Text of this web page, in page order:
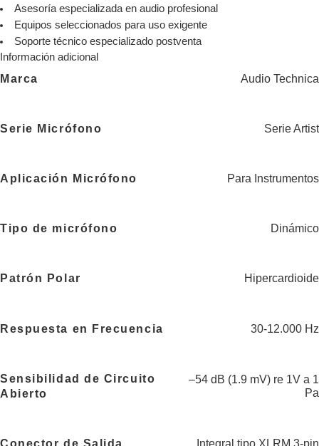
Asesoría especializada en audio profesional
Equipos seleccionados para uso exigente
Soporte técnico especializado postventa
Información adicional
Marca Audio Technica
Serie Micrófono Serie Artist
Aplicación Micrófono Para Instrumentos
Tipo de micrófono Dinámico
Patrón Polar Hipercardioide
Respuesta en Frecuencia 30-12.000 Hz
Sensibilidad de Circuito
Abierto
–54 dB (1.9 mV) re 1V a 1
Pa
Conector de Salida Integral tipo XLRM 3-pin